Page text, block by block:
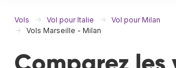
Vols Vol pour Italie
Vol pour Milan
Vols Marseille - Milan